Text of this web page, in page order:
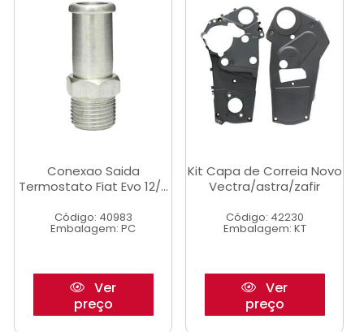
Conexao Saida
Termostato Fiat Evo 12/...
Código: 40983
Embalagem: PC
Ver
preço
Kit Capa de Correia Novo
Vectra/astra/zafir
Código: 42230
Embalagem: KT
Ver
preço